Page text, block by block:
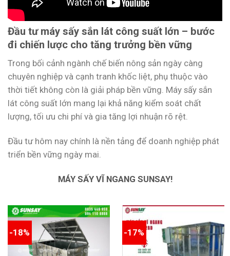
Đầu tư máy sấy sắn lát công suất lớn – bước
đi chiến lược cho tăng trưởng bền vững
Trong bối cảnh ngành chế biến nông sản ngày càng
chuyên nghiệp và cạnh tranh khốc liệt, phụ thuộc vào
thời tiết không còn là giải pháp bền vững. Máy sấy sắn
lát công suất lớn mang lại khả năng kiểm soát chất
lượng, tối ưu chi phí và gia tăng lợi nhuận rõ rệt.
Đầu tư hôm nay chính là nền tảng để doanh nghiệp phát
triển bền vững ngày mai.
MÁY SẤY VĨ NGANG SUNSAY!
-18% -17%